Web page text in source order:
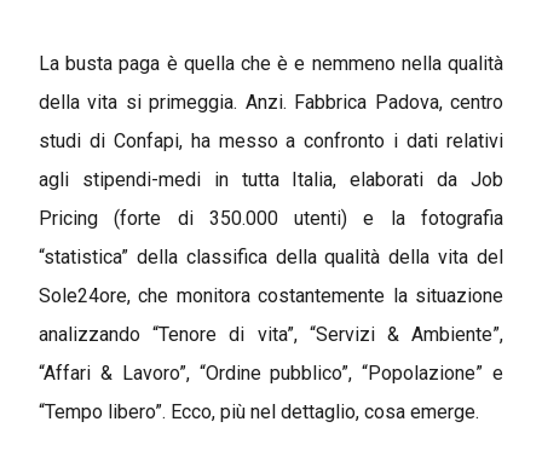
La busta paga è quella che è e nemmeno nella qualità
della vita si primeggia. Anzi. Fabbrica Padova, centro
studi di Confapi, ha messo a confronto i dati relativi
agli stipendi-medi in tutta Italia, elaborati da Job
Pricing (forte di 350.000 utenti) e la fotografia
“statistica” della classifica della qualità della vita del
Sole24ore, che monitora costantemente la situazione
analizzando “Tenore di vita”, “Servizi & Ambiente”,
“Affari & Lavoro”, “Ordine pubblico”, “Popolazione” e
“Tempo libero”. Ecco, più nel dettaglio, cosa emerge.